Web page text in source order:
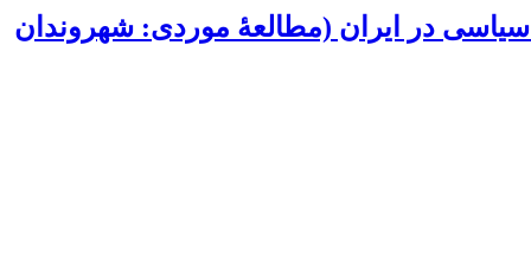
در ایران (مطالعۀ موردی: شهروندان